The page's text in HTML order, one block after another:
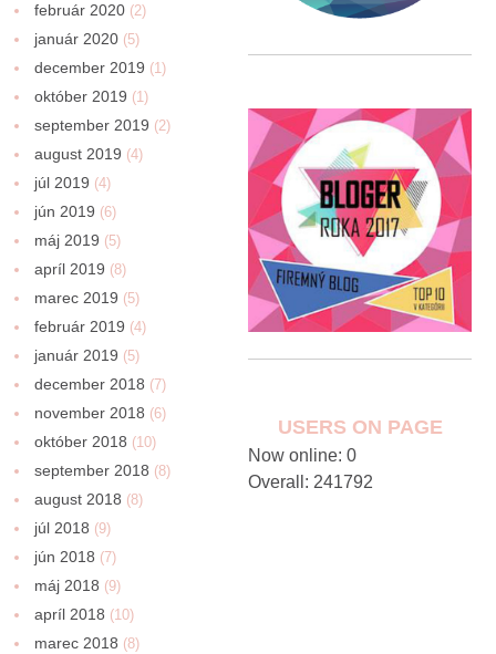
február 2020 (2)
január 2020 (5)
december 2019 (1)
október 2019 (1)
september 2019 (2)
august 2019 (4)
júl 2019 (4)
jún 2019 (6)
máj 2019 (5)
apríl 2019 (8)
marec 2019 (5)
február 2019 (4)
január 2019 (5)
december 2018 (7)
november 2018 (6)
október 2018 (10)
september 2018 (8)
august 2018 (8)
júl 2018 (9)
jún 2018 (7)
máj 2018 (9)
apríl 2018 (10)
marec 2018 (8)
USERS ON PAGE
Now online: 0
Overall: 241792